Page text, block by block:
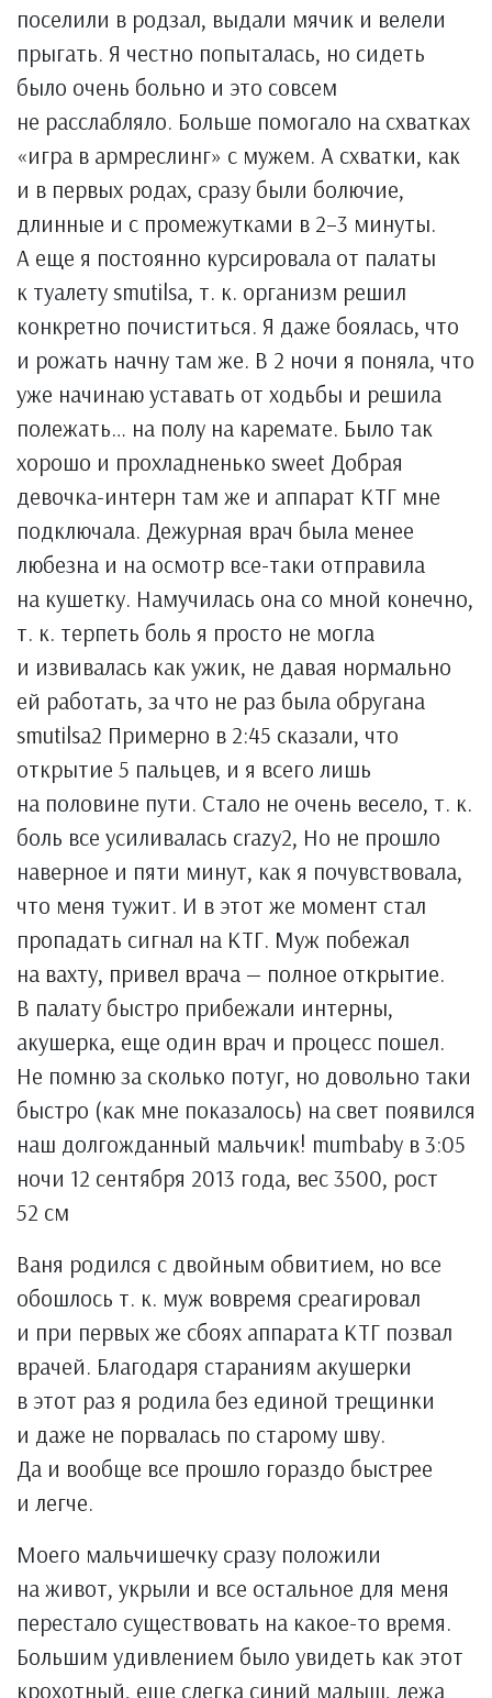
поселили в родзал, выдали мячик и велели
прыгать. Я честно попыталась, но сидеть
было очень больно и это совсем
не расслабляло. Больше помогало на схватках
«игра в армреслинг» с мужем. А схватки, как
и в первых родах, сразу были болючие,
длинные и с промежутками в 2–3 минуты.
А еще я постоянно курсировала от палаты
к туалету smutilsa, т. к. организм решил
конкретно почиститься. Я даже боялась, что
и рожать начну там же. В 2 ночи я поняла, что
уже начинаю уставать от ходьбы и решила
полежать… на полу на каремате. Было так
хорошо и прохладненько sweet Добрая
девочка-интерн там же и аппарат КТГ мне
подключала. Дежурная врач была менее
любезна и на осмотр все-таки отправила
на кушетку. Намучилась она со мной конечно,
т. к. терпеть боль я просто не могла
и извивалась как ужик, не давая нормально
ей работать, за что не раз была обругана
smutilsa2 Примерно в 2:45 сказали, что
открытие 5 пальцев, и я всего лишь
на половине пути. Стало не очень весело, т. к.
боль все усиливалась crazy2, Но не прошло
наверное и пяти минут, как я почувствовала,
что меня тужит. И в этот же момент стал
пропадать сигнал на КТГ. Муж побежал
на вахту, привел врача — полное открытие.
В палату быстро прибежали интерны,
акушерка, еще один врач и процесс пошел.
Не помню за сколько потуг, но довольно таки
быстро (как мне показалось) на свет появился
наш долгожданный мальчик! mumbaby в 3:05
ночи 12 сентября 2013 года, вес 3500, рост
52 см
Ваня родился с двойным обвитием, но все
обошлось т. к. муж вовремя среагировал
и при первых же сбоях аппарата КТГ позвал
врачей. Благодаря стараниям акушерки
в этот раз я родила без единой трещинки
и даже не порвалась по старому шву.
Да и вообще все прошло гораздо быстрее
и легче.
Моего мальчишечку сразу положили
на живот, укрыли и все остальное для меня
перестало существовать на какое-то время.
Большим удивлением было увидеть как этот
крохотный, еще слегка синий малыш, лежа